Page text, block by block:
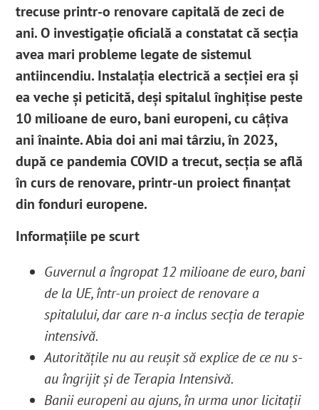
trecuse printr-o renovare capitală de zeci de
ani. O investigație oficială a constatat că secția
avea mari probleme legate de sistemul
antiincendiu. Instalația electrică a secției era și
ea veche și peticită, deși spitalul înghițise peste
10 milioane de euro, bani europeni, cu câțiva
ani înainte. Abia doi ani mai târziu, în 2023,
după ce pandemia COVID a trecut, secția se află
în curs de renovare, printr-un proiect finanțat
din fonduri europene.
Informațiile pe scurt
Guvernul a îngropat 12 milioane de euro, bani
de la UE, într-un proiect de renovare a
spitalului, dar care n-a inclus secția de terapie
intensivă.
Autoritățile nu au reușit să explice de ce nu s-
au îngrijit și de Terapia Intensivă.
Banii europeni au ajuns, în urma unor licitații